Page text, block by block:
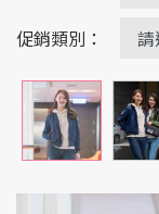
促銷類別：